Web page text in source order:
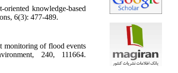
knowledge-based
6(3): 477-489.
monitoring of flood events
240, 111664.